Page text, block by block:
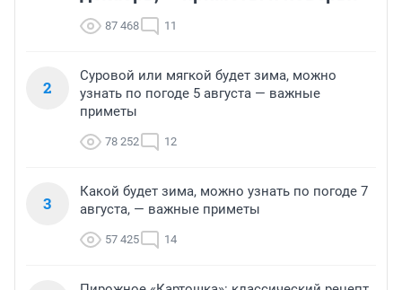
87 468 11
2
Суровой или мягкой будет зима, можно
узнать по погоде 5 августа — важные
приметы
78 252 12
3
Какой будет зима, можно узнать по погоде 7
августа, — важные приметы
57 425 14